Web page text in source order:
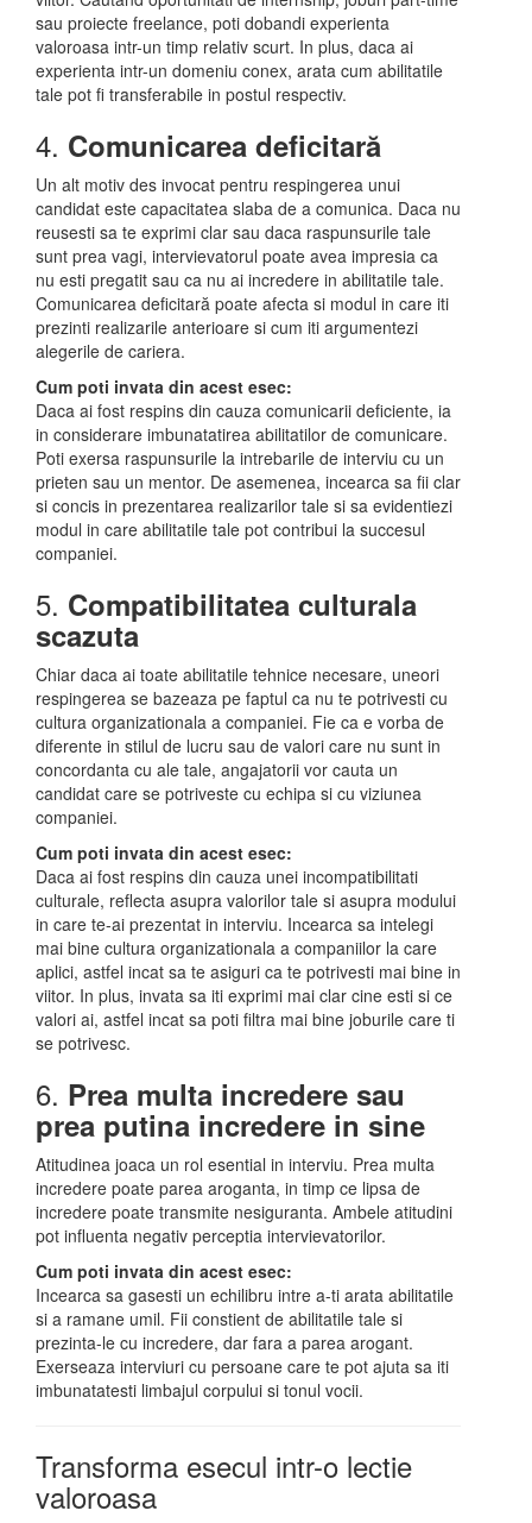
sau proiecte freelance, poti dobandi experienta
valoroasa intr-un timp relativ scurt. In plus, daca ai
experienta intr-un domeniu conex, arata cum abilitatile
tale pot fi transferabile in postul respectiv.
4. Comunicarea deficitară
Un alt motiv des invocat pentru respingerea unui
candidat este capacitatea slaba de a comunica. Daca nu
reusesti sa te exprimi clar sau daca raspunsurile tale
sunt prea vagi, intervievatorul poate avea impresia ca
nu esti pregatit sau ca nu ai incredere in abilitatile tale.
Comunicarea deficitară poate afecta si modul in care iti
prezinti realizarile anterioare si cum iti argumentezi
alegerile de cariera.
Cum poti invata din acest esec:
Daca ai fost respins din cauza comunicarii deficiente, ia
in considerare imbunatatirea abilitatilor de comunicare.
Poti exersa raspunsurile la intrebarile de interviu cu un
prieten sau un mentor. De asemenea, incearca sa fii clar
si concis in prezentarea realizarilor tale si sa evidentiezi
modul in care abilitatile tale pot contribui la succesul
companiei.
5. Compatibilitatea culturala
scazuta
Chiar daca ai toate abilitatile tehnice necesare, uneori
respingerea se bazeaza pe faptul ca nu te potrivesti cu
cultura organizationala a companiei. Fie ca e vorba de
diferente in stilul de lucru sau de valori care nu sunt in
concordanta cu ale tale, angajatorii vor cauta un
candidat care se potriveste cu echipa si cu viziunea
companiei.
Cum poti invata din acest esec:
Daca ai fost respins din cauza unei incompatibilitati
culturale, reflecta asupra valorilor tale si asupra modului
in care te-ai prezentat in interviu. Incearca sa intelegi
mai bine cultura organizationala a companiilor la care
aplici, astfel incat sa te asiguri ca te potrivesti mai bine in
viitor. In plus, invata sa iti exprimi mai clar cine esti si ce
valori ai, astfel incat sa poti filtra mai bine joburile care ti
se potrivesc.
6. Prea multa incredere sau
prea putina incredere in sine
Atitudinea joaca un rol esential in interviu. Prea multa
incredere poate parea aroganta, in timp ce lipsa de
incredere poate transmite nesiguranta. Ambele atitudini
pot influenta negativ perceptia intervievatorilor.
Cum poti invata din acest esec:
Incearca sa gasesti un echilibru intre a-ti arata abilitatile
si a ramane umil. Fii constient de abilitatile tale si
prezinta-le cu incredere, dar fara a parea arogant.
Exerseaza interviuri cu persoane care te pot ajuta sa iti
imbunatatesti limbajul corpului si tonul vocii.
Transforma esecul intr-o lectie
valoroasa